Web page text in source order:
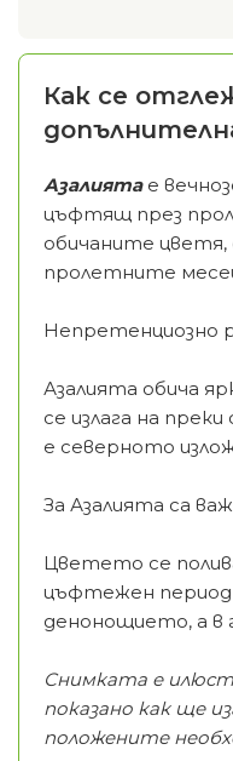
Как се
Азалиятае
цъфтящ през
обичаните цветя,
пролетните
Непретенциозно
Азалията обича
се излага на
е северното
За Азалията са
Цветето се
цъфтежен период
денонощието, а в
Снимката е
показано как ще
положените